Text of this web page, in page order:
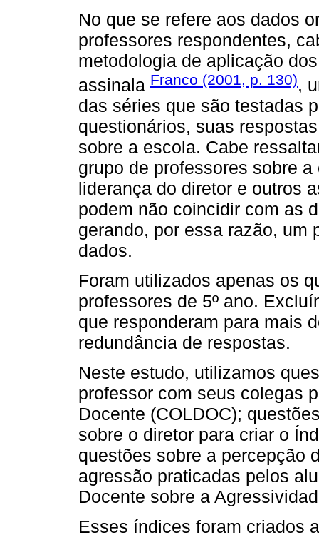
No que se refere aos dados
professores respondentes,
metodologia de aplicação
assinala Franco (2001, p. 130),
das séries que são testadas
questionários, suas
sobre a escola. Cabe
grupo de professores sobre
liderança do diretor e outros
podem não coincidir com as
gerando, por essa razão, um
dados.
Foram utilizados apenas os
professores de 5º ano.
que responderam para mais
redundância de respostas.
Neste estudo, utilizamos
professor com seus colegas
Docente (COLDOC);
sobre o diretor para criar o
questões sobre a percepção
agressão praticadas pelos
Docente sobre a
Esses índices foram criados